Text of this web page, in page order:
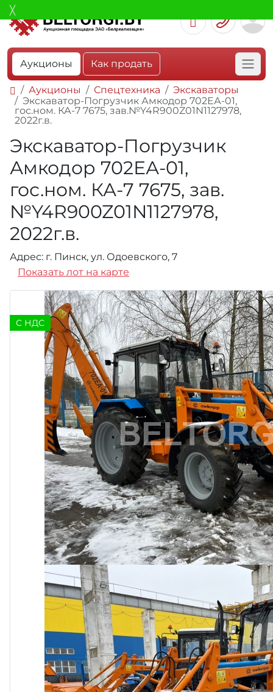
Аукционы Как продать
Аукционы Спецтехника
Экскаваторы
Экскаватор-Погрузчик Амкодор 702ЕА-01,
гос.ном. КА-7 7675, зав.№Y4R900Z01N1127978,
2022г.в.
Экскаватор-Погрузчик
Амкодор 702ЕА-01,
гос.ном. КА-7 7675, зав.
№Y4R900Z01N1127978,
2022г.в.
Адрес: г. Пинск, ул. Одоевского, 7
Показать лот на карте
C НДС